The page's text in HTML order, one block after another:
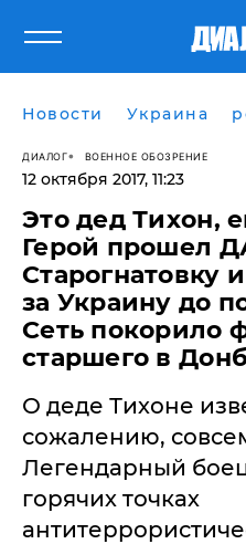
Новости Украина
ДИАЛОГ ВОЕННОЕ ОБОЗРЕНИЕ
12 октября 2017, 11:23
Это дед Тихон,
Герой прошел
Старогнатовку
за Украину до
Сеть покорило
старшего в
О деде Тихоне
сожалению,
Легендарный
горячих точках